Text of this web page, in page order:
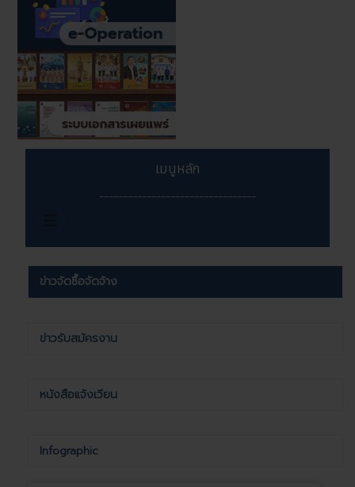
เมนูหลัก
_________________________________
ข่าวจัดซื้อจัดจ้าง
ข่าวรับสมัครงาน
หนังสือแจ้งเวียน
Infographic